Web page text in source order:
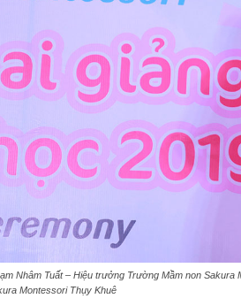
Nhâm Tuất – Hiệu trưởng Trường Mầm non
Montessori Thụy Khuê